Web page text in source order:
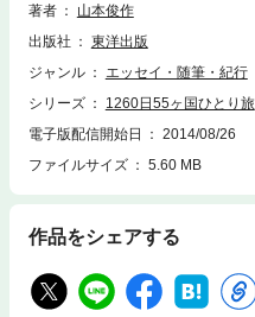
著者
山本俊作
出版社
東洋出版
ジャンル
エッセイ・随筆・紀行
シリーズ
1260日55ヶ国ひとり旅
電子版配信開始日
2014/08/26
ファイルサイズ
5.60 MB
作品をシェアする